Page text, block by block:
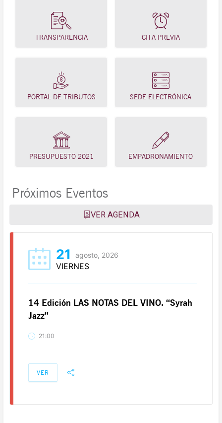
TRANSPARENCIA CITA PREVIA
PORTAL DE TRIBUTOS SEDE ELECTRÓNICA
PRESUPUESTO 2021 EMPADRONAMIENTO
Próximos Eventos
VER AGENDA
21 agosto, 2026
VIERNES
14 Edición LAS NOTAS DEL VINO. “Syrah
Jazz”
21:00
VER